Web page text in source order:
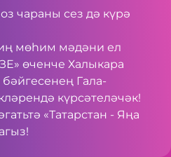
чараны сез дә күрә
мөһим мәдәни ел
өченче Халыкара
Гала-
күрсәтеләчәк!
«Татарстан - Яңа